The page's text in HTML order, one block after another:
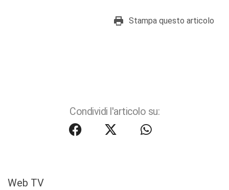
Stampa questo articolo
Condividi l'articolo su:
Web TV